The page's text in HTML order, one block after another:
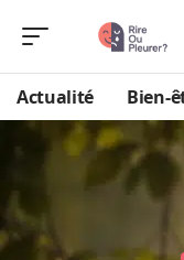
Actualité Bien-